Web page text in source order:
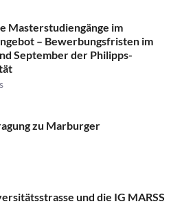
Masterstudiengänge im
– Bewerbungsfristen im
September der Philipps-
zu Marburger
und die IG MARSS